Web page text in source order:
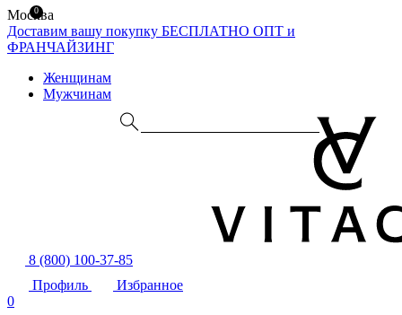
Москва
Доставим вашу покупку БЕСПЛАТНО ОПТ и
ФРАНЧАЙЗИНГ
Женщинам
Мужчинам
8 (800) 100-37-85
Профиль
Избранное
0
0